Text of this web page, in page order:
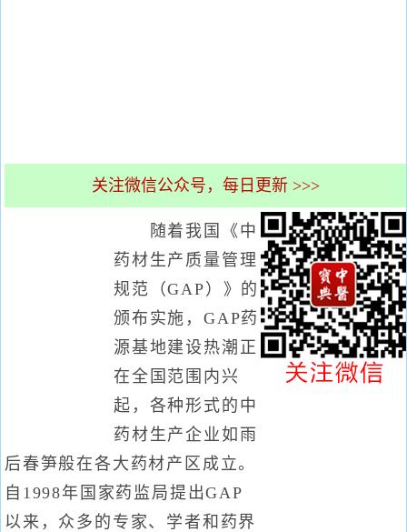
关注微信公众号，每日更新 >>>
随着我国《中
药材生产质量管理
规范（GAP）》的
颁布实施，GAP药
源基地建设热潮正
在全国范围内兴
起，各种形式的中
药材生产企业如雨
后春笋般在各大药材产区成立。
自1998年国家药监局提出GAP
以来，众多的专家、学者和药界